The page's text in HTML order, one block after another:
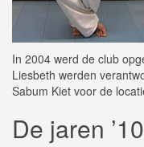
In 2004 werd de club
Liesbeth werden
Sabum Kiet voor de
De jaren ’10